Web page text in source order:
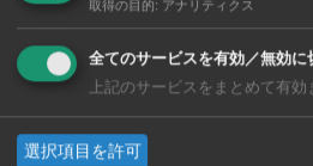
取得の目的: アナリティクス
全てのサービスを有効／無効に
上記のサービスをまとめて有
選択項目を許可